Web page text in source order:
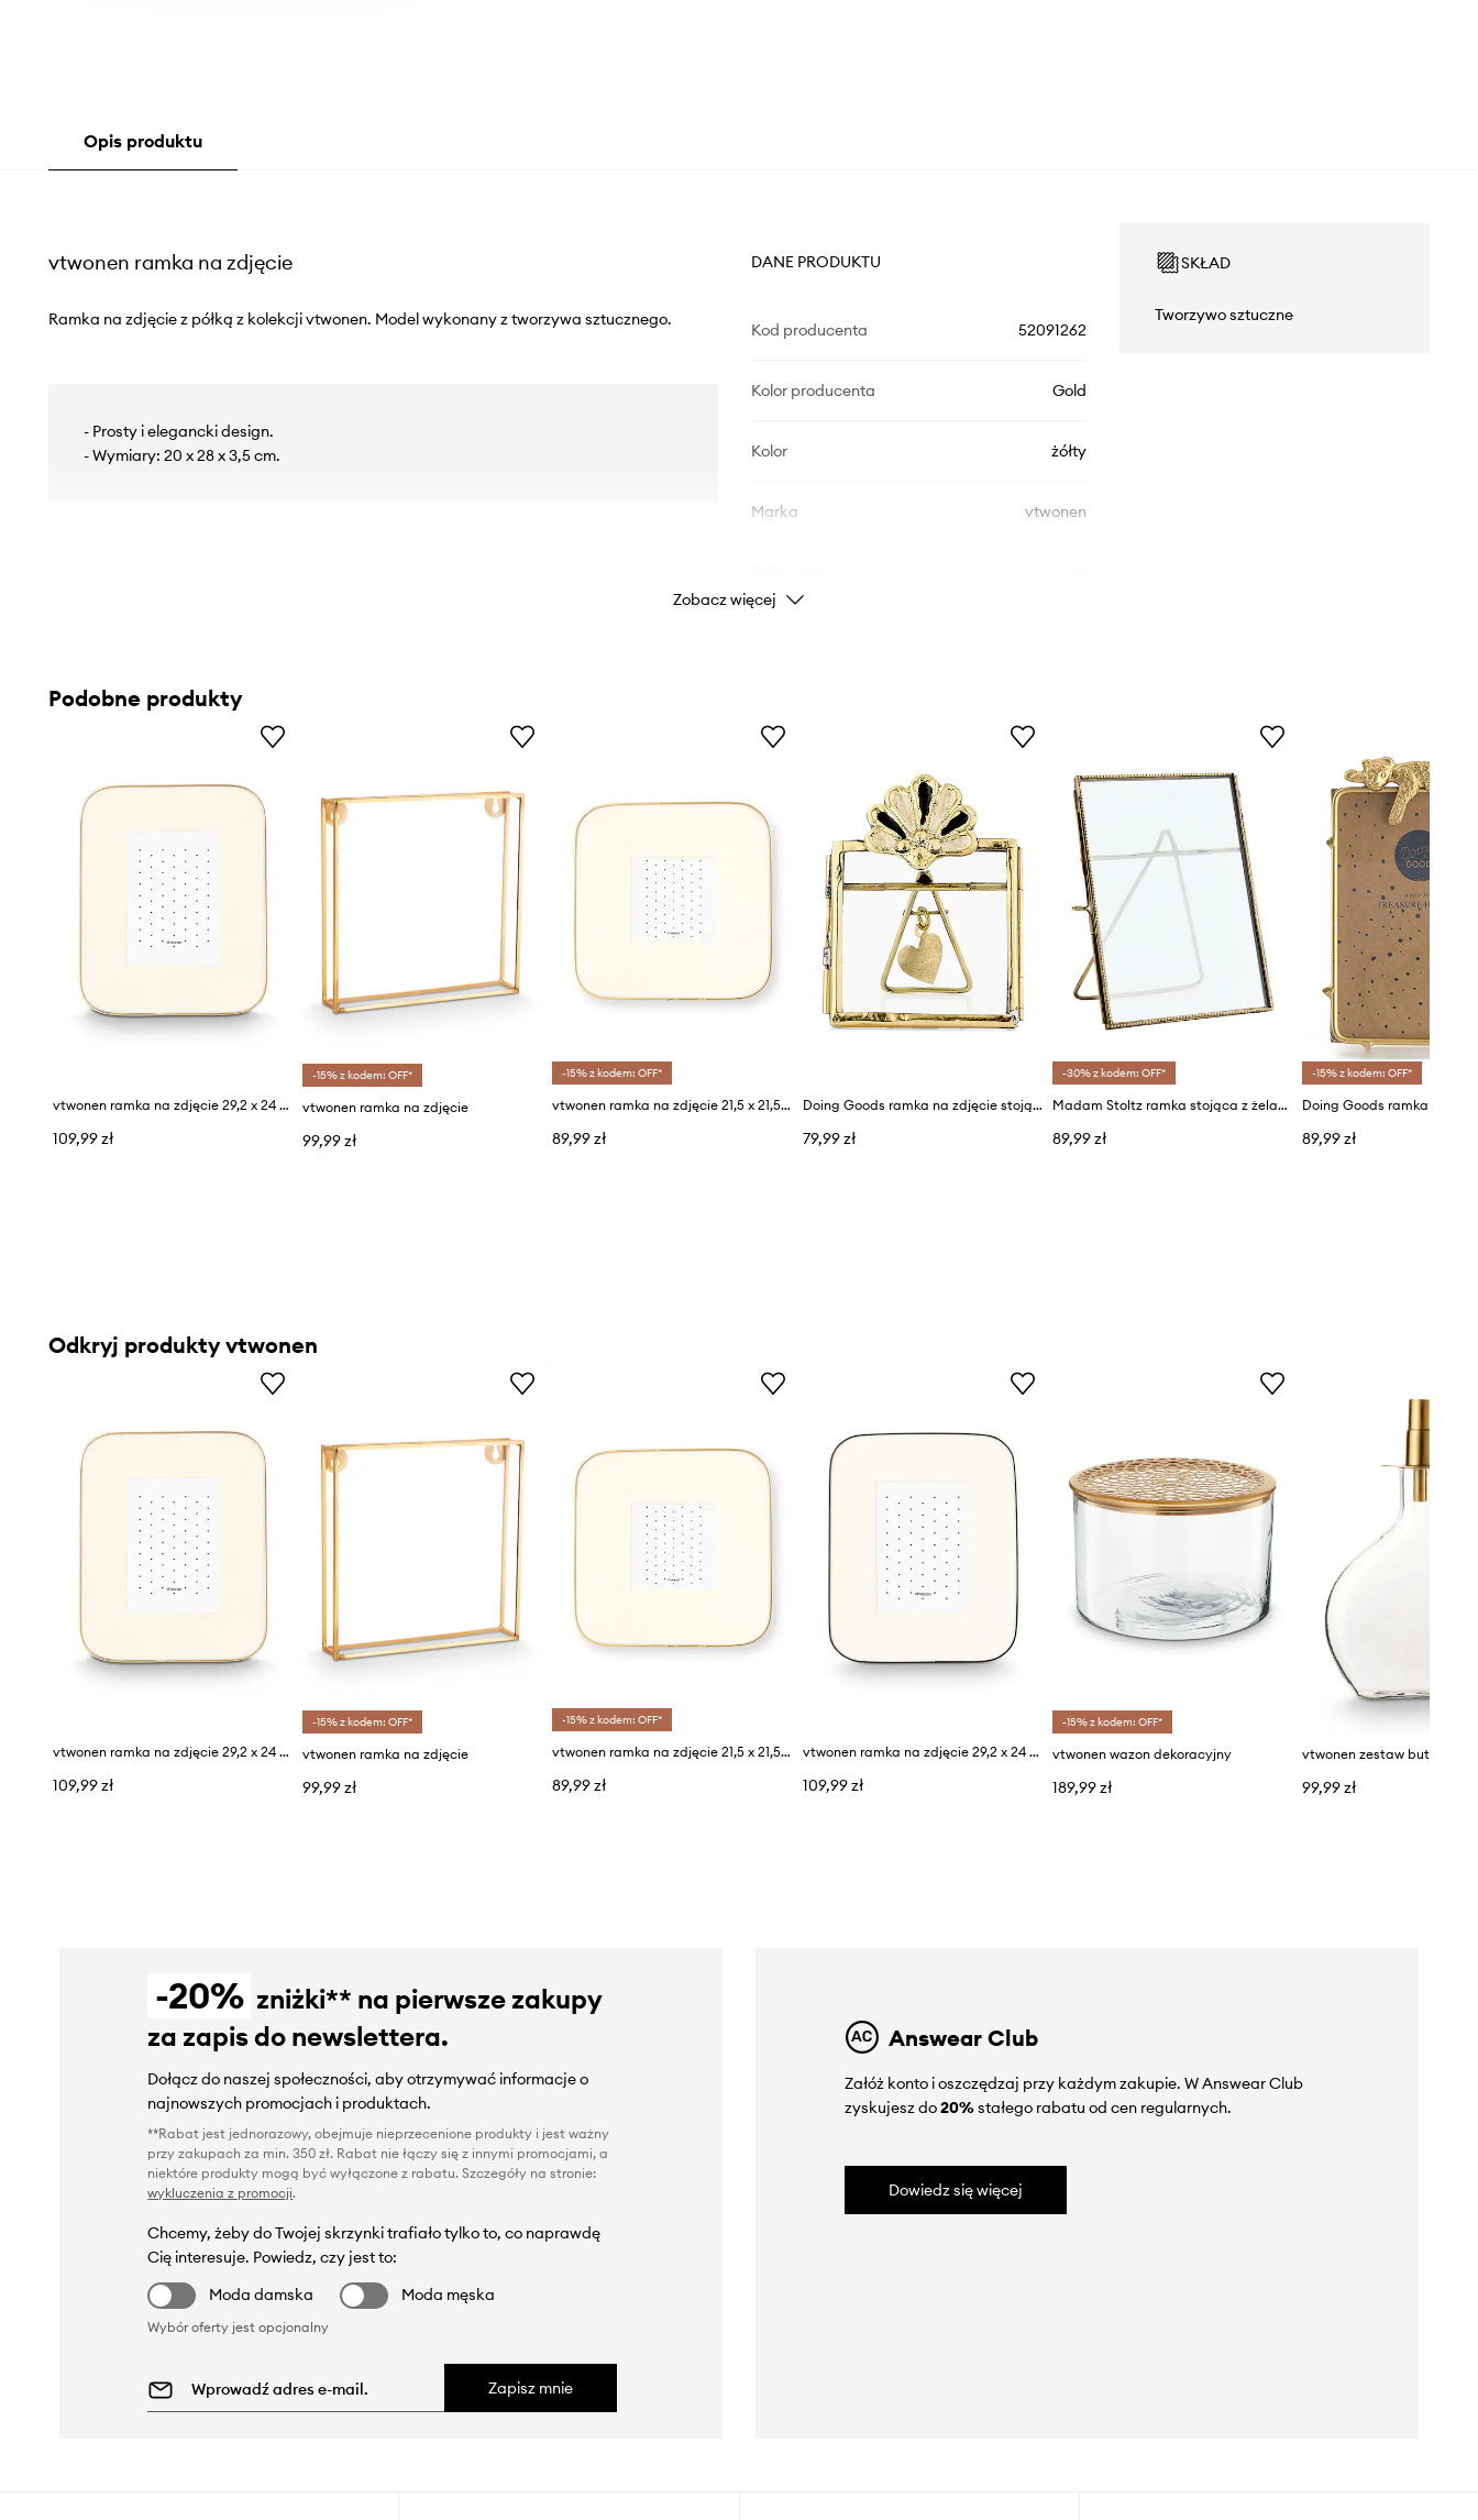
Opis produktu
vtwonen ramka na zdjęcie
Ramka na zdjęcie z półką z kolekcji vtwonen. Model wykonany z tworzywa sztucznego.
- Prosty i elegancki design.
- Wymiary: 20 x 28 x 3,5 cm.
DANE PRODUKTU
Kod producenta 52091262
Kolor producenta Gold
Kolor żółty
Marka vtwonen
SKŁAD
Tworzywo sztuczne
Zobacz więcej
Podobne produkty
vtwonen ramka na zdjęcie 29,2 x 24 x 0,8 cm
109,99 zł
-15% z kodem: OFF*
vtwonen ramka na zdjęcie
99,99 zł
-15% z kodem: OFF*
vtwonen ramka na zdjęcie 21,5 x 21,5 x 0,8 cm
89,99 zł
Doing Goods ramka na zdjęcie stojąca mosiężna 7,5 x 5,5 x 0,8 cm
79,99 zł
-30% z kodem: OFF*
Madam Stoltz ramka stojąca z żelaza 13 x 18 cm
89,99 zł
-15% z kodem: OFF*
89,99 zł
Odkryj produkty vtwonen
vtwonen ramka na zdjęcie 29,2 x 24 x 0,8 cm
109,99 zł
-15% z kodem: OFF*
vtwonen ramka na zdjęcie
99,99 zł
-15% z kodem: OFF*
vtwonen ramka na zdjęcie 21,5 x 21,5 x 0,8 cm
89,99 zł
vtwonen ramka na zdjęcie 29,2 x 24 x 0,8 cm
109,99 zł
-15% z kodem: OFF*
vtwonen wazon dekoracyjny
189,99 zł
vtwonen zestaw butelka i
99,99 zł
-20% zniżki** na pierwsze zakupy
za zapis do newslettera.
Dołącz do naszej społeczności, aby otrzymywać informacje o
najnowszych promocjach i produktach.
**Rabat jest jednorazowy, obejmuje nieprzecenione produkty i jest ważny
przy zakupach za min. 350 zł. Rabat nie łączy się z innymi promocjami, a
niektóre produkty mogą być wyłączone z rabatu. Szczegóły na stronie:
wykluczenia z promocji.
Chcemy, żeby do Twojej skrzynki trafiało tylko to, co naprawdę
Cię interesuje. Powiedz, czy jest to:
Moda damska
Moda męska
Wybór oferty jest opcjonalny
Zapisz mnie
Answear Club
Załóż konto i oszczędzaj przy każdym zakupie. W Answear Club
zyskujesz do20%stałego rabatu od cen regularnych.
Dowiedz się więcej